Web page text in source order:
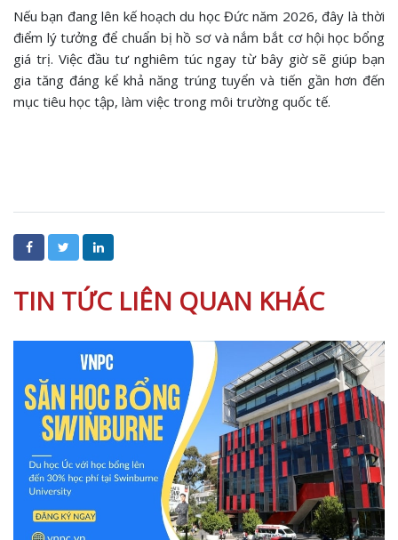
Nếu bạn đang lên kế hoạch du học Đức năm 2026, đây là thời
điểm lý tưởng để chuẩn bị hồ sơ và nắm bắt cơ hội học bổng
giá trị. Việc đầu tư nghiêm túc ngay từ bây giờ sẽ giúp bạn
gia tăng đáng kể khả năng trúng tuyển và tiến gần hơn đến
mục tiêu học tập, làm việc trong môi trường quốc tế.
TIN TỨC LIÊN QUAN KHÁC